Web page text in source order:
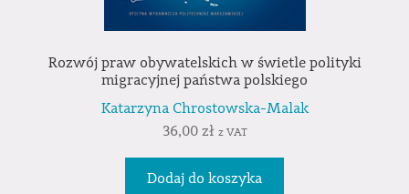
Rozwój praw obywatelskich w świetle polityki
migracyjnej państwa polskiego
Katarzyna Chrostowska-Malak
36,00 zł z VAT
Dodaj do koszyka